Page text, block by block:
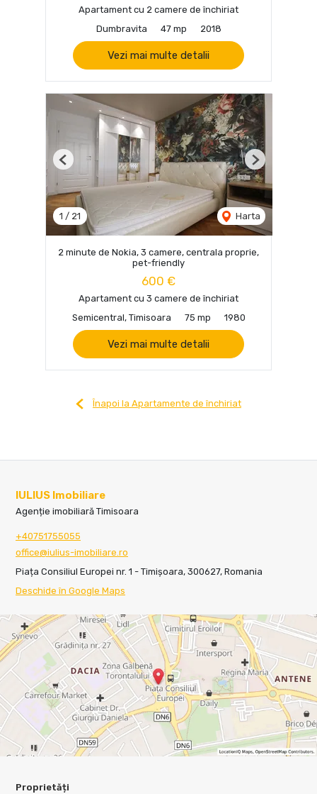
Apartament cu 2 camere de închiriat
Dumbravita
47 mp 2018
Vezi mai multe detalii
1 / 21 Harta
Previous Next
2 minute de Nokia, 3 camere, centrala proprie,
pet-friendly
600 €
Apartament cu 3 camere de închiriat
Semicentral, Timisoara
75 mp 1980
Vezi mai multe detalii
Înapoi la Apartamente de închiriat
IULIUS Imobiliare
Agenție imobiliară Timisoara
+40751755055
office@iulius-imobiliare.ro
Piața Consiliul Europei nr. 1 - Timișoara, 300627, Romania
Deschide în Google Maps
Proprietăți